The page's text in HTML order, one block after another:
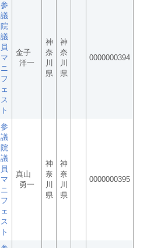
参
議
院
議
員
マ
ニ
フ
ェ
ス
ト
金子
洋一
神
奈
川
県
神
奈
川
県
0000000394
参
議
院
議
員
マ
ニ
フ
ェ
ス
ト
真山
勇一
神
奈
川
県
神
奈
川
県
0000000395